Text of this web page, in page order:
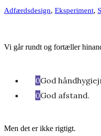
Adfærdsdesign, Eksperiment,
Vi går rundt og fortæller
God
God afstand.
Men det er ikke rigtigt.